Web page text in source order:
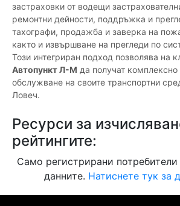
застраховки от водещи
ремонтни дейности, поддръжка и
тахографи, продажба и заверка на
както и извършване на прегледи по
Този интегриран подход позволява на
Автопункт Л-М да получат
обслужване на своите транспортни
Ловеч.
Ресурси за
рейтингите:
Само регистрирани
данните. Натиснете тук за